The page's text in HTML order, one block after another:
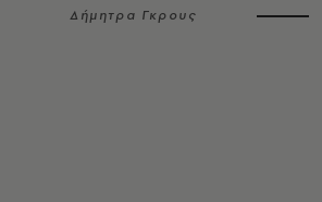
Δήμητρα Γκρους